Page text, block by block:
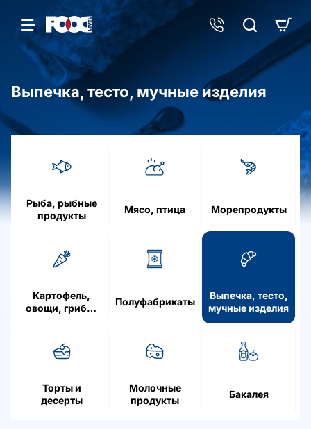
o
Выпечка, тесто, мучные изделия
Рыба, рыбные
продукты
Мясо, птица Морепродукты
Картофель,
овощи, грибы,
Полуфабрикаты
Выпечка, тесто,
мучные изделия
Торты и
десерты
Молочные
продукты
Бакалея